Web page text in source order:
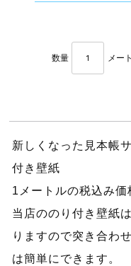
数量 メー
新しくなった見本帳
付き壁紙
1メートルの税込み
当店ののり付き壁紙
りますので突き合わ
は簡単にできます。